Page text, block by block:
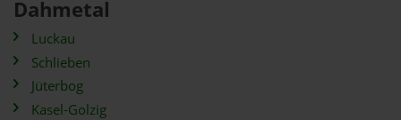
Dahmetal
Luckau
Schlieben
Jüterbog
Kasel-Golzig